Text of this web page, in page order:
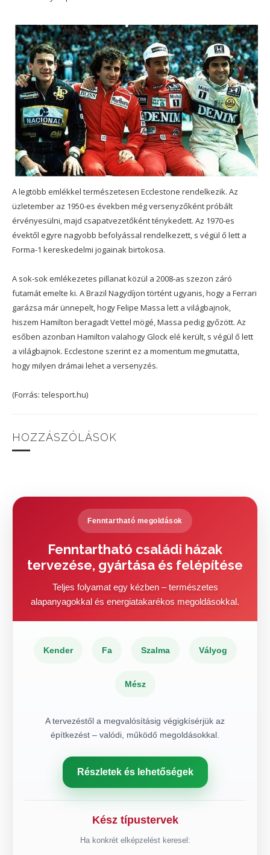
A legtöbb emlékkel természetesen Ecclestone rendelkezik. Az
üzletember az 1950-es években még versenyzőként próbált
érvényesülni, majd csapatvezetőként ténykedett. Az 1970-es
évektől egyre nagyobb befolyással rendelkezett, s végül ő lett a
Forma-1 kereskedelmi jogainak birtokosa.
A sok-sok emlékezetes pillanat közül a 2008-as szezon záró
futamát emelte ki. A Brazil Nagydíjon történt ugyanis, hogy a Ferrari
garázsa már ünnepelt, hogy Felipe Massa lett a világbajnok,
hiszem Hamilton beragadt Vettel mögé, Massa pedig győzött. Az
esőben azonban Hamilton valahogy Glock elé került, s végül ő lett
a világbajnok. Ecclestone szerint ez a momentum megmutatta,
hogy milyen drámai lehet a versenyzés.
(Forrás: telesport.hu)
HOZZÁSZÓLÁSOK
Fenntartható megoldások
Fenntartható családi házak
tervezése, gyártása és felépítése
Teljes folyamat egy kézben – természetes
alapanyagokkal és energiatakarékos megoldásokkal.
Kender Fa Szalma Vályog
Mész
A tervezéstől a megvalósításig végigkísérjük az
építkezést – valódi, működő megoldásokkal.
Részletek és lehetőségek
Kész típustervek
Ha konkrét elképzelést keresel: